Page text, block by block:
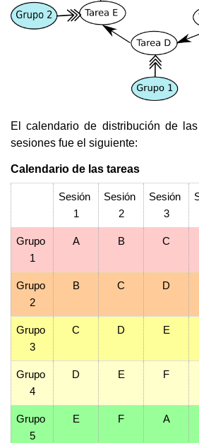
El calendario de distribución de
sesiones fue el siguiente:
Calendario de las tareas
Sesión
1
Sesión
2
Sesión
3
Grupo
1
A B C
Grupo
2
B C D
Grupo
3
C D E
Grupo
4
D E F
Grupo
5
E F A